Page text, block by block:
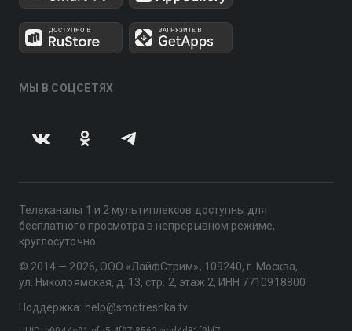
МЫ В СОЦСЕТЯХ
Телеканалы 1 и 2 мультиплексов доступны для
бесплатного просмотра в непрерывном режиме,
круглосуточно.
© 2014 — 2026, ООО «ЛайфСтрим», 109240, г. Москва,
ул. Николоямская, д. 13, стр. 2, этаж 2, ИНН 7710918800
Поддержка: help@smotreshka.tv